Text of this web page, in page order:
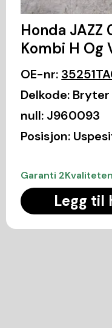
Honda
Kombi H Og
OE-nr:
Delkode: Bryter
null: J960093
Posisjon:
Garanti 2
Legg til